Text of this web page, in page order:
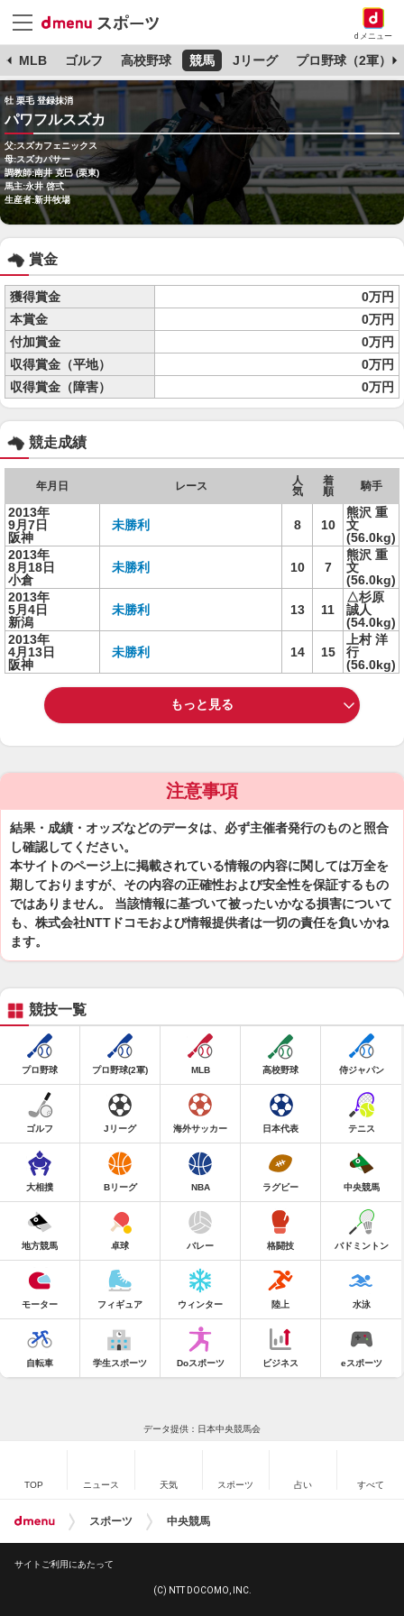
dメニュー
MLB ゴルフ 高校野球 競馬 Jリーグ プロ野球（2軍）
牡 栗毛 登録抹消
パワフルスズカ
父:スズカフェニックス
母:スズカパサー
調教師:南井 克巳 (栗東)
馬主:永井 啓弍
生産者:新井牧場
賞金
獲得賞金
0万円
本賞金
0万円
付加賞金
0万円
収得賞金（平地）
0万円
収得賞金（障害）
0万円
競走成績
年月日 レース
人
気
着
順
騎手
2013年
9月7日
阪神
未勝利 8 10
熊沢 重
文
(56.0kg)
2013年
8月18日
小倉
未勝利 10 7
熊沢 重
文
(56.0kg)
2013年
5月4日
新潟
未勝利 13 11
△杉原
誠人
(54.0kg)
2013年
4月13日
阪神
未勝利 14 15
上村 洋
行
(56.0kg)
もっと見る
注意事項
結果・成績・オッズなどのデータは、必ず主催者発行のものと照合
し確認してください。
本サイトのページ上に掲載されている情報の内容に関しては万全を
期しておりますが、その内容の正確性および安全性を保証するもの
ではありません。 当該情報に基づいて被ったいかなる損害について
も、株式会社NTTドコモおよび情報提供者は一切の責任を負いかね
ます。
競技一覧
プロ野球 プロ野球(2軍) MLB 高校野球 侍ジャパン
ゴルフ Jリーグ 海外サッカー 日本代表 テニス
大相撲 Bリーグ NBA ラグビー 中央競馬
地方競馬 卓球 バレー 格闘技 バドミントン
モーター フィギュア ウィンター 陸上 水泳
自転車 学生スポーツ Doスポーツ ビジネス eスポーツ
データ提供：日本中央競馬会
TOP ニュース 天気 スポーツ 占い すべて
スポーツ 中央競馬
サイトご利用にあたって
(C) NTT DOCOMO, INC.